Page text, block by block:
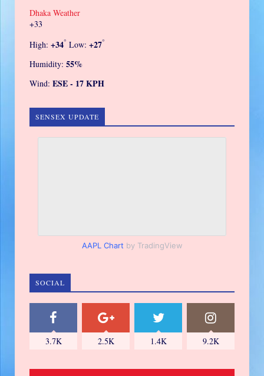
Dhaka Weather
+33
High: +34° Low: +27°
Humidity: 55%
Wind: ESE - 17 KPH
SENSEX UPDATE
AAPL Chart by TradingView
SOCIAL
3.7K 2.5K 1.4K 9.2K